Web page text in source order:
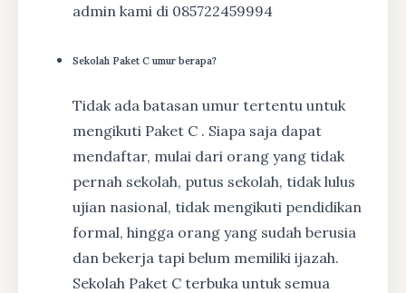
admin kami di 085722459994
Sekolah Paket C umur berapa?
Tidak ada batasan umur tertentu untuk
mengikuti Paket C . Siapa saja dapat
mendaftar, mulai dari orang yang tidak
pernah sekolah, putus sekolah, tidak lulus
ujian nasional, tidak mengikuti pendidikan
formal, hingga orang yang sudah berusia
dan bekerja tapi belum memiliki ijazah.
Sekolah Paket C terbuka untuk semua